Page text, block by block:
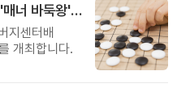
제3회 서초구 아버지센터배 '매너 바둑왕' 대회
지센터배
개최합니다.